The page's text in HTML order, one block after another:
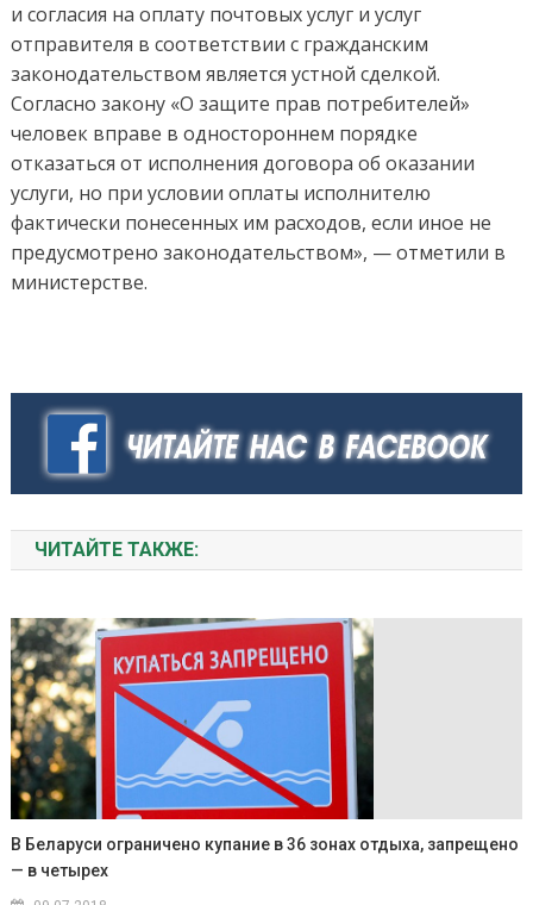
и согласия на оплату почтовых услуг и услуг
отправителя в соответствии с гражданским
законодательством является устной сделкой.
Согласно закону «О защите прав потребителей»
человек вправе в одностороннем порядке
отказаться от исполнения договора об оказании
услуги, но при условии оплаты исполнителю
фактически понесенных им расходов, если иное не
предусмотрено законодательством», — отметили в
министерстве.
ЧИТАЙТЕ ТАКЖЕ:
В Беларуси ограничено купание в 36 зонах отдыха, запрещено
— в четырех